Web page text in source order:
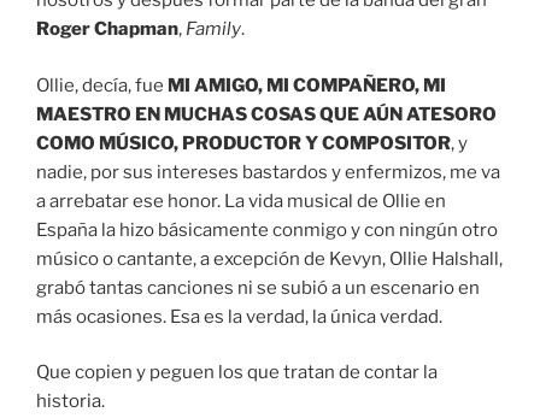
Roger Chapman, Family.
Ollie, decía, fue MI AMIGO, MI COMPAÑERO, MI
MAESTRO EN MUCHAS COSAS QUE AÚN ATESORO
COMO MÚSICO, PRODUCTOR Y COMPOSITOR, y
nadie, por sus intereses bastardos y enfermizos, me va
a arrebatar ese honor. La vida musical de Ollie en
España la hizo básicamente conmigo y con ningún otro
músico o cantante, a excepción de Kevyn, Ollie Halshall,
grabó tantas canciones ni se subió a un escenario en
más ocasiones. Esa es la verdad, la única verdad.
Que copien y peguen los que tratan de contar la
historia.